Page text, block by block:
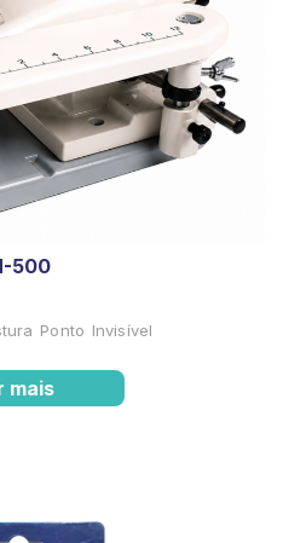
500
Ponto Invisível
mais